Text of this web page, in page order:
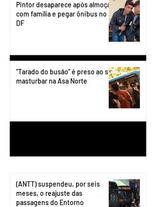
Pintor desaparece após almoçar
com família e pegar ônibus no
DF
“Tarado do busão” é preso ao se
masturbar na Asa Norte
(ANTT) suspendeu, por seis
meses, o reajuste das
passagens do Entorno